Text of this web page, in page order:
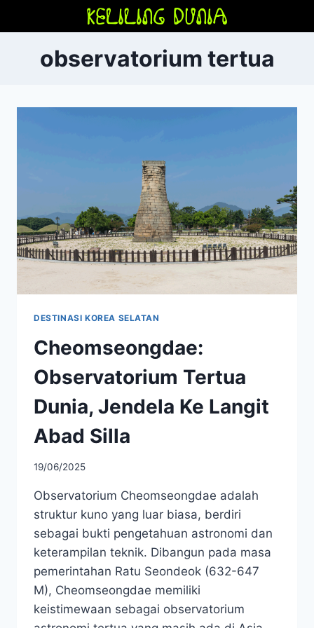
observatorium tertua
DESTINASI KOREA SELATAN
Cheomseongdae:
Observatorium Tertua
Dunia, Jendela Ke Langit
Abad Silla
19/06/2025
Observatorium Cheomseongdae adalah
struktur kuno yang luar biasa, berdiri
sebagai bukti pengetahuan astronomi dan
keterampilan teknik. Dibangun pada masa
pemerintahan Ratu Seondeok (632-647
M), Cheomseongdae memiliki
keistimewaan sebagai observatorium